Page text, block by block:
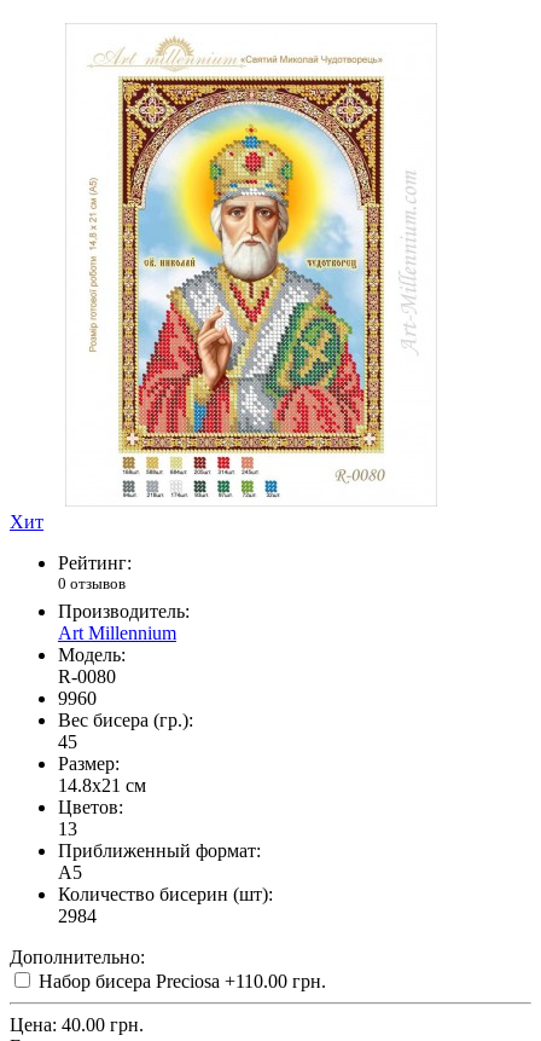
Хит
Рейтинг:
0 отзывов
Производитель:
Art Millennium
Модель:
R-0080
9960
Вес бисера (гр.):
45
Размер:
14.8x21 см
Цветов:
13
Приближенный формат:
A5
Количество бисерин (шт):
2984
Дополнительно:
Набор бисера Preciosa +110.00 грн.
Цена: 40.00 грн.